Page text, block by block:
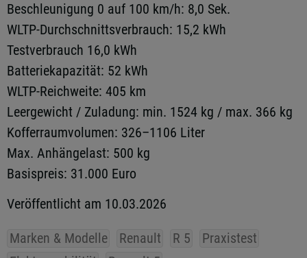
Beschleunigung 0 auf 100 km/h: 8,0 Sek.
WLTP-Durchschnittsverbrauch: 15,2 kWh
Testverbrauch 16,0 kWh
Batteriekapazität: 52 kWh
WLTP-Reichweite: 405 km
Leergewicht / Zuladung: min. 1524 kg / max. 366 kg
Kofferraumvolumen: 326–1106 Liter
Max. Anhängelast: 500 kg
Basispreis: 31.000 Euro
Veröffentlicht am 10.03.2026
Marken & Modelle Renault R 5
Praxistest